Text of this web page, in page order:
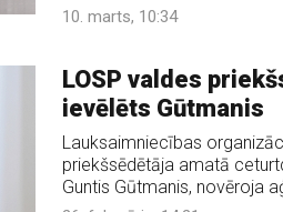
10. marts, 10:34
LOSP valdes
ievēlēts Gūtmanis
Lauksaimniecības
priekšsēdētāja amatā
Guntis Gūtmanis, novēroja